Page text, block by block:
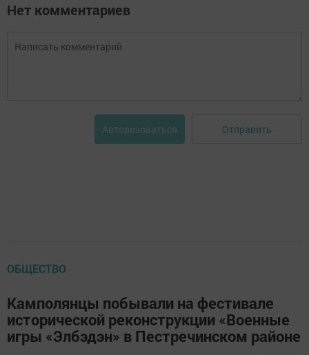
Нет комментариев
Авторизоваться Отправить
ОБЩЕСТВО
Камполянцы побывали на фестивале
исторической реконструкции «Военные
игры «Элбэдэн» в Пестречинском районе